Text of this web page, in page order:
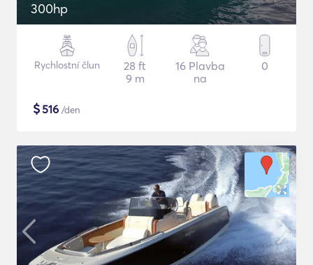
300hp
Rychlostní člun
28 ft
9 m
16 Plavba
na
0
$516 /den